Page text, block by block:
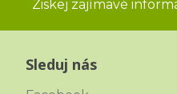
Ziskej zajímavé
Sleduj nás